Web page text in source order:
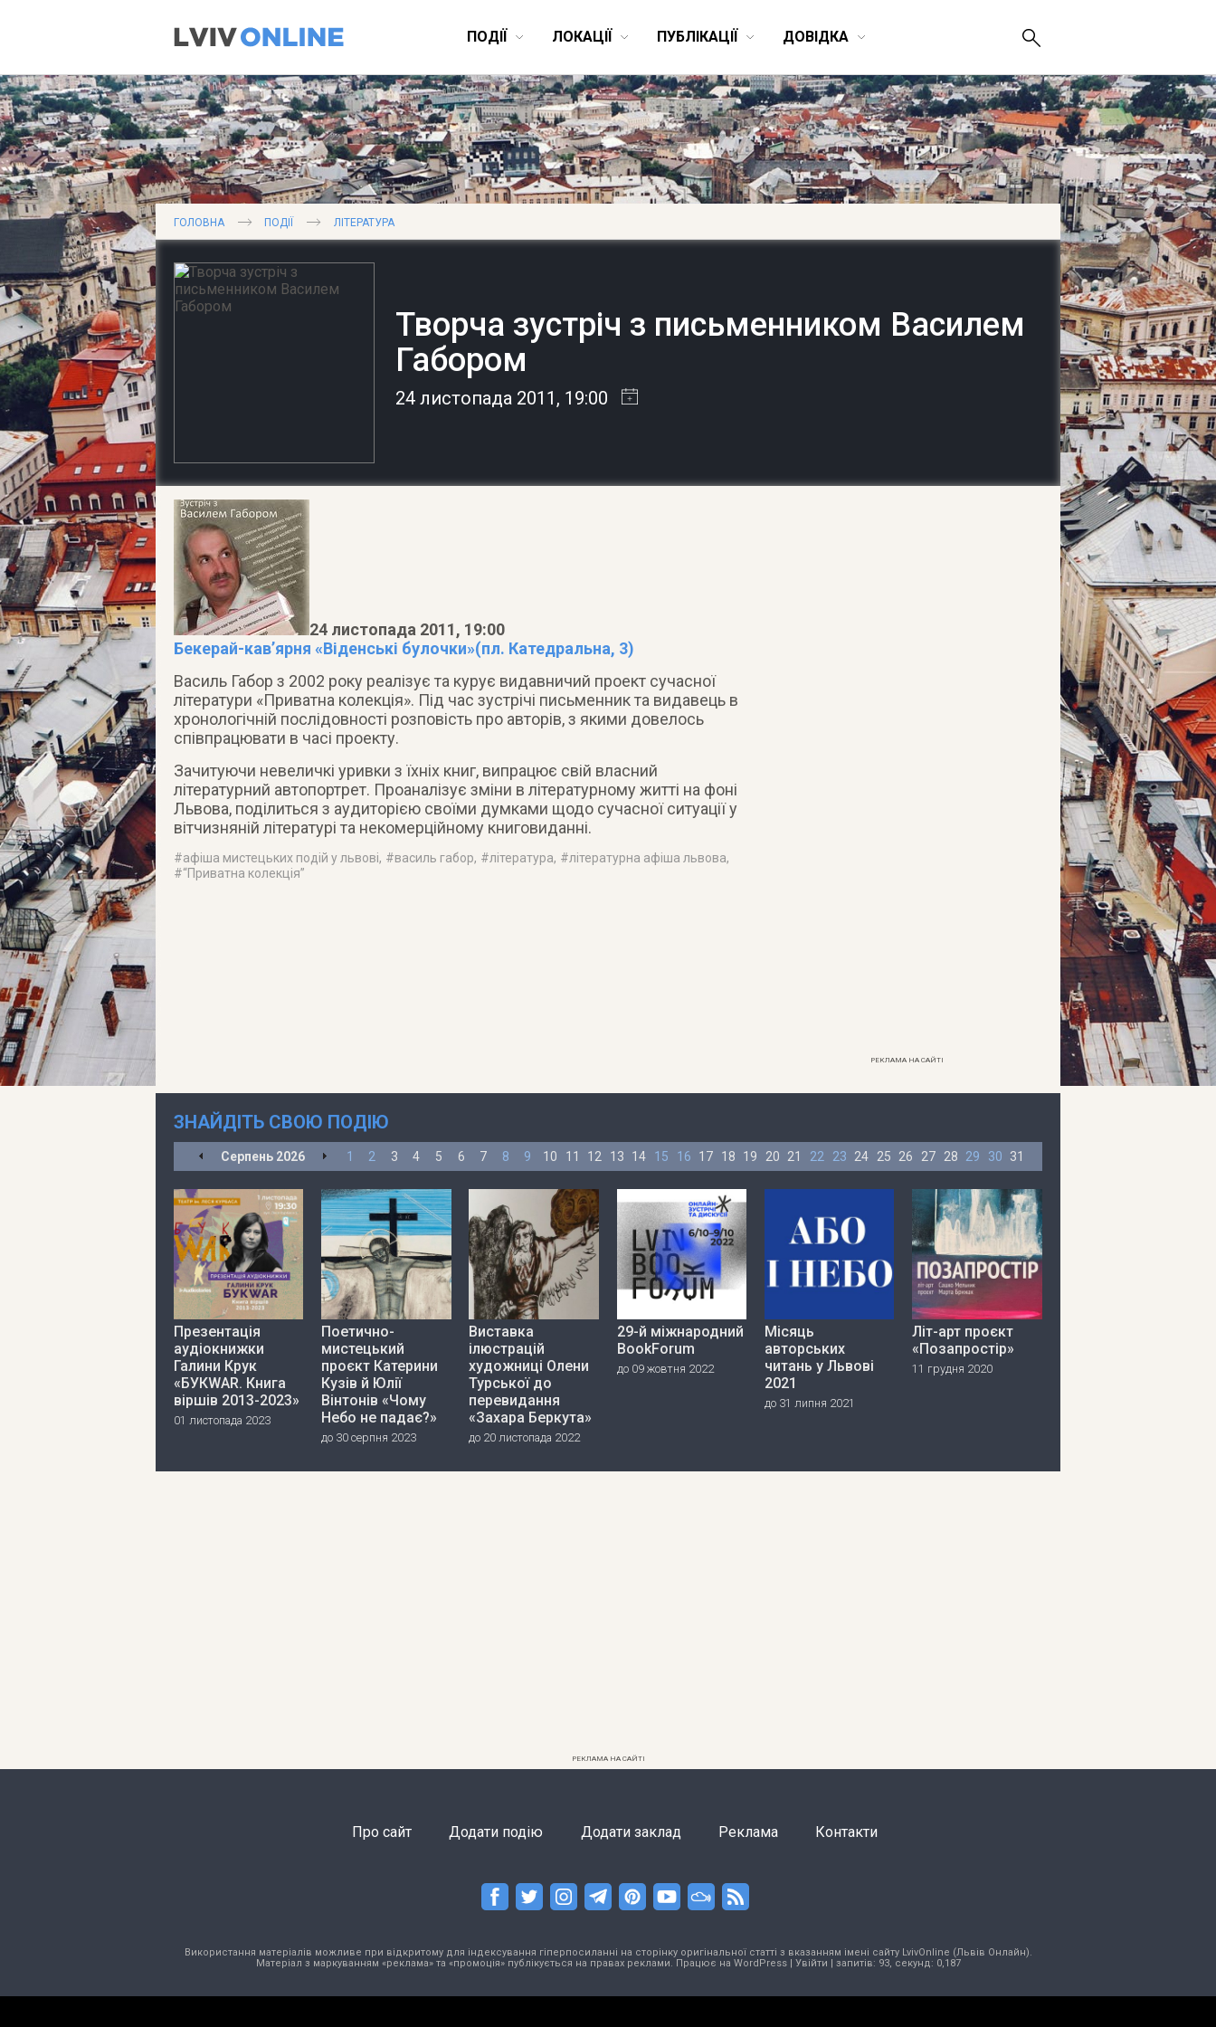
ПОДІЇ ЛОКАЦІЇ ПУБЛІКАЦІЇ ДОВІДКА
ГОЛОВНА ПОДІЇ ЛІТЕРАТУРА
Творча зустріч з письменником Василем
Габором
24 листопада 2011 , 19:00
24 листопада 2011, 19:00
Бекерай-кав’ярня «Віденські булочки»(пл. Катедральна, 3)
Василь Габор з 2002 року реалізує та курує видавничий проект сучасної
літератури «Приватна колекція». Під час зустрічі письменник та видавець в
хронологічній послідовності розповість про авторів, з якими довелось
співпрацювати в часі проекту.
Зачитуючи невеличкі уривки з їхніх книг, випрацює свій власний
літературний автопортрет. Проаналізує зміни в літературному житті на фоні
Львова, поділиться з аудиторією своїми думками щодо сучасної ситуації у
вітчизняній літературі та некомерційному книговиданні.
#афіша мистецьких подій у львові, #василь габор, #література, #літературна афіша львова,
#“Приватна колекція”
РЕКЛАМА НА САЙТІ
ЗНАЙДІТЬ СВОЮ ПОДІЮ
Серпень 2026 1 2 3 4 5 6 7 8 9 10 11 12 13 14 15 16 17 18 19 20 21 22 23 24 25 26 27 28 29 30 31
Презентація
аудіокнижки
Галини Крук
«БУКWAR. Книга
віршів 2013-2023»
01 листопада 2023
Поетично-
мистецький
проєкт Катерини
Кузів й Юлії
Вінтонів «Чому
Небо не падає?»
до 30 серпня 2023
Виставка
ілюстрацій
художниці Олени
Турської до
перевидання
«Захара Беркута»
до 20 листопада 2022
29-й міжнародний
BookForum
до 09 жовтня 2022
Місяць
авторських
читань у Львові
2021
до 31 липня 2021
Літ-арт проєкт
«Позапростір»
11 грудня 2020
РЕКЛАМА НА САЙТІ
Про сайт Додати подію Додати заклад Реклама Контакти
Використання матеріалів можливе при відкритому для індексування гіперпосиланні на сторінку оригінальної статті з вказанням імені сайту LvivOnline (Львів Онлайн).
Матеріал з маркуванням «реклама» та «промоція» публікується на правах реклами. Працює на WordPress| Увійти | запитів: 93, секунд: 0,187